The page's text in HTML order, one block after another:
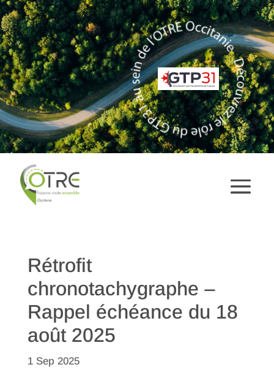
Rétrofit
chronotachygraphe –
Rappel échéance du 18
août 2025
1 Sep 2025